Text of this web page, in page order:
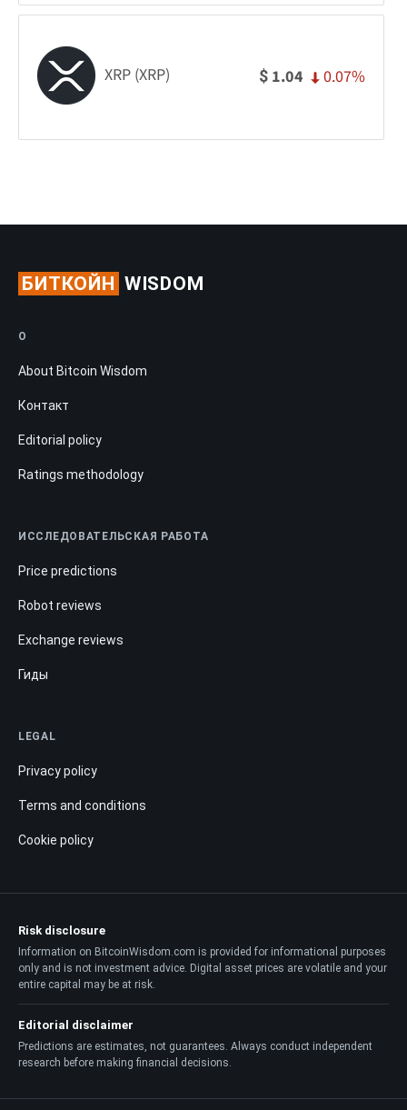
XRP (XRP) $ 1.04 0.07%
БИТКОЙН WISDOM
О
About Bitcoin Wisdom
Контакт
Editorial policy
Ratings methodology
ИССЛЕДОВАТЕЛЬСКАЯ РАБОТА
Price predictions
Robot reviews
Exchange reviews
Гиды
LEGAL
Privacy policy
Terms and conditions
Cookie policy
Risk disclosure
Information on BitcoinWisdom.com is provided for informational purposes
only and is not investment advice. Digital asset prices are volatile and your
entire capital may be at risk.
Editorial disclaimer
Predictions are estimates, not guarantees. Always conduct independent
research before making financial decisions.